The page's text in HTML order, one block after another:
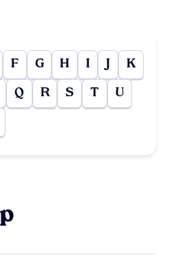
F G H I J K
Q R S T U